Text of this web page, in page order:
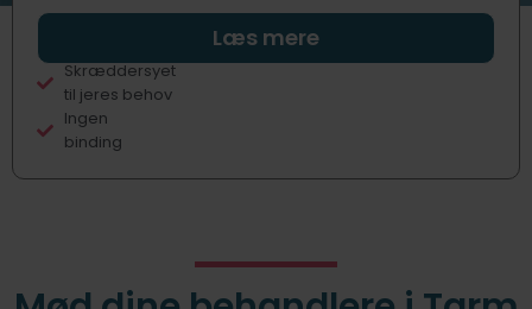
Skræddersyet
til jeres behov
Ingen
binding
Læs mere